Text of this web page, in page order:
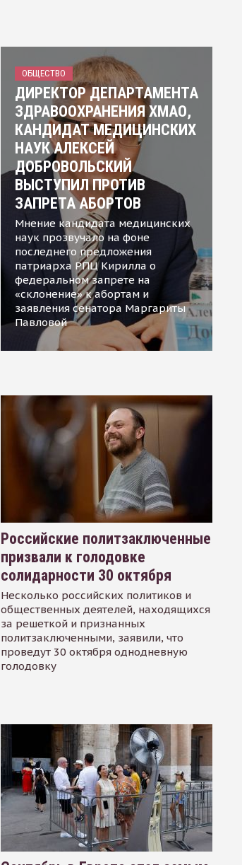
ОБЩЕСТВО
ДИРЕКТОР ДЕПАРТАМЕНТА
ЗДРАВООХРАНЕНИЯ ХМАО,
КАНДИДАТ МЕДИЦИНСКИХ
НАУК АЛЕКСЕЙ
ДОБРОВОЛЬСКИЙ
ВЫСТУПИЛ ПРОТИВ
ЗАПРЕТА АБОРТОВ
Мнение кандидата медицинских
наук прозвучало на фоне
последнего предложения
патриарха РПЦ Кирилла о
федеральном запрете на
«склонение» к абортам и
заявления сенатора Маргариты
Павловой
Российские политзаключенные
призвали к голодовке
солидарности 30 октября
Несколько российских политиков и
общественных деятелей, находящихся
за решеткой и признанных
политзаключенными, заявили, что
проведут 30 октября однодневную
голодовку